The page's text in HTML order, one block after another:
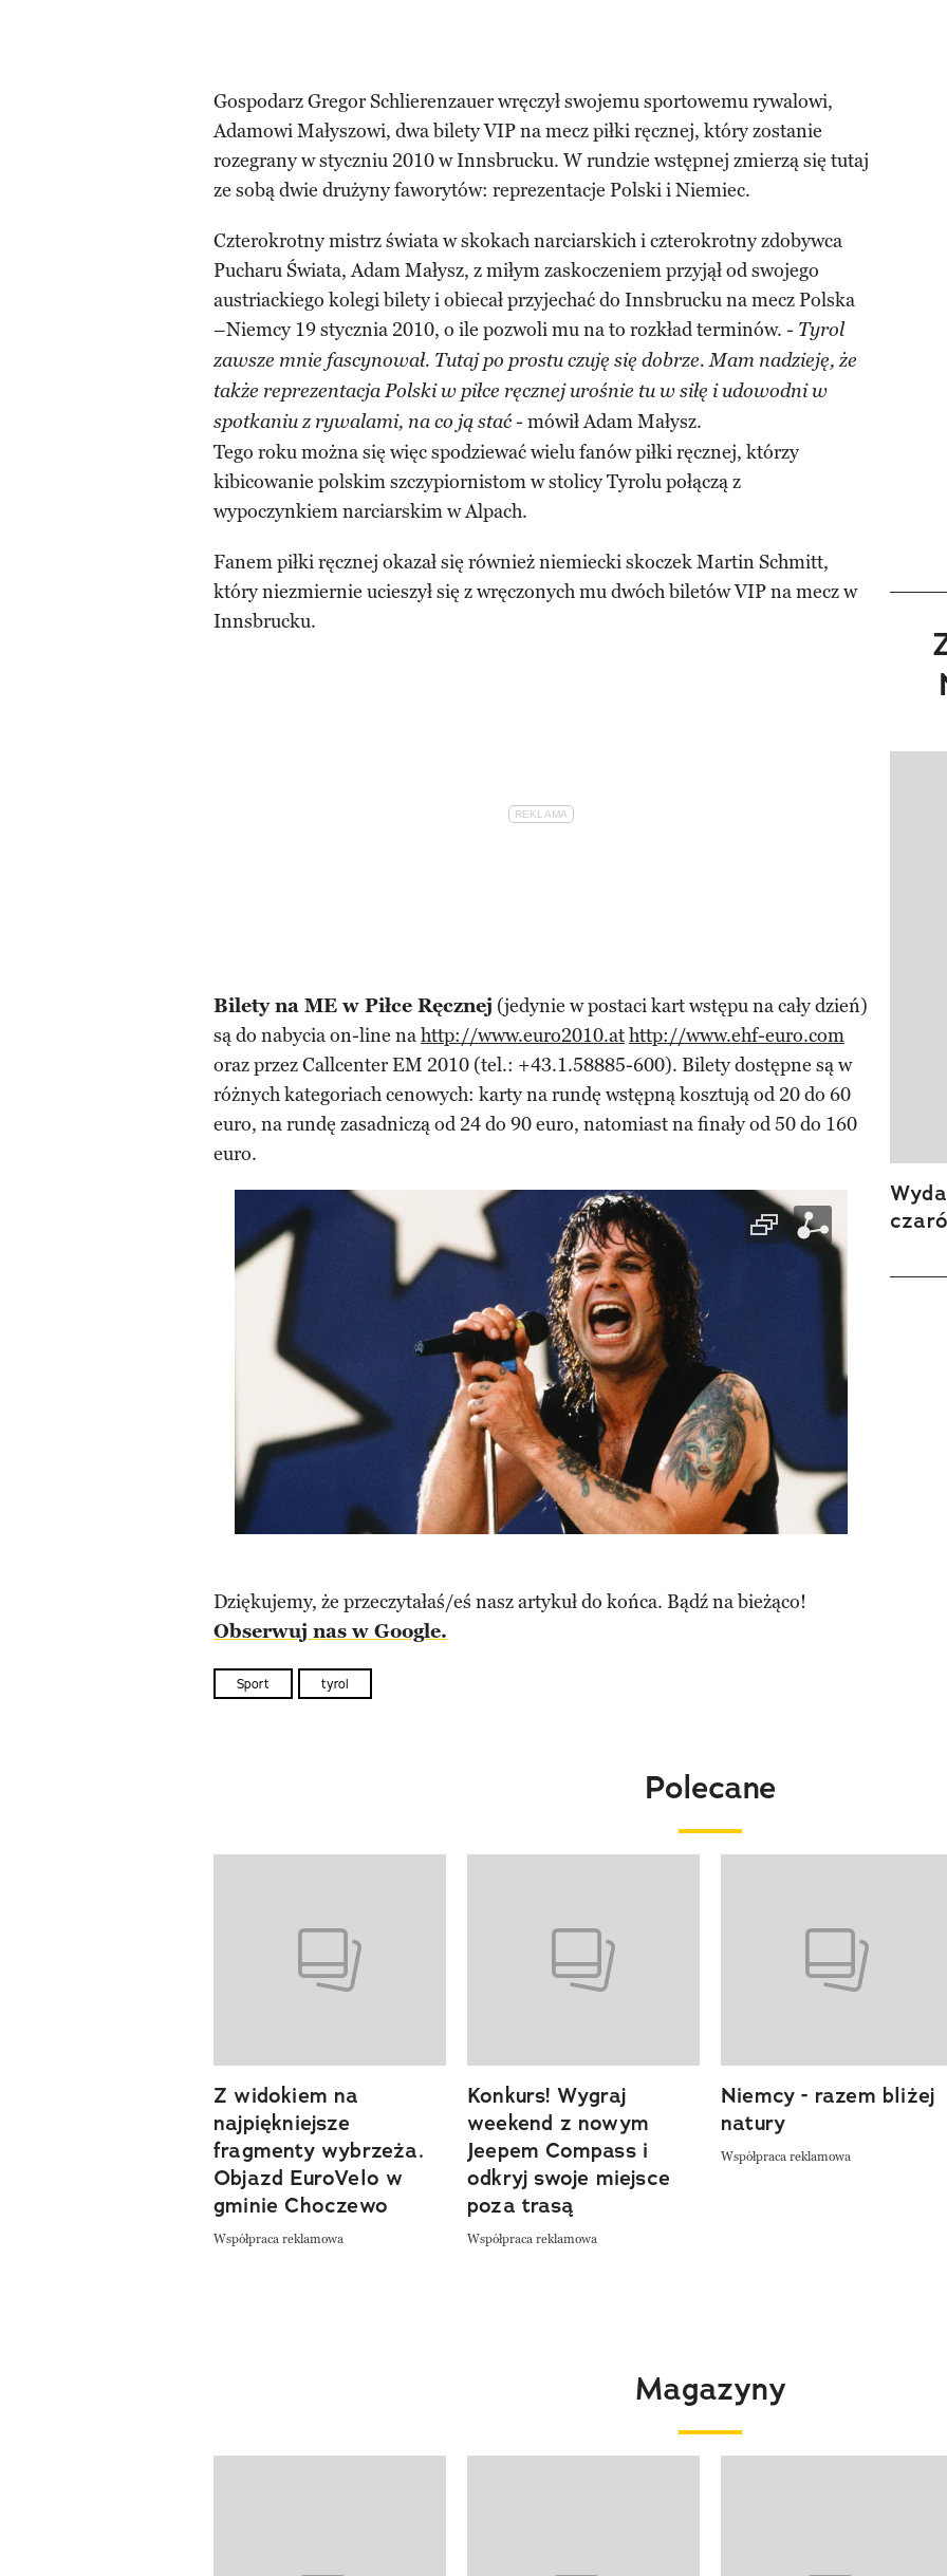
Gospodarz Gregor Schlierenzauer wręczył swojemu sportowemu rywalowi,
Adamowi Małyszowi, dwa bilety VIP na mecz piłki ręcznej, który zostanie
rozegrany w styczniu 2010 w Innsbrucku. W rundzie wstępnej zmierzą się tutaj
ze sobą dwie drużyny faworytów: reprezentacje Polski i Niemiec.
Czterokrotny mistrz świata w skokach narciarskich i czterokrotny zdobywca
Pucharu Świata, Adam Małysz, z miłym zaskoczeniem przyjął od swojego
austriackiego kolegi bilety i obiecał przyjechać do Innsbrucku na mecz Polska
–Niemcy 19 stycznia 2010, o ile pozwoli mu na to rozkład terminów. - Tyrol
zawsze mnie fascynował. Tutaj po prostu czuję się dobrze. Mam nadzieję, że
także reprezentacja Polski w piłce ręcznej urośnie tu w siłę i udowodni w
spotkaniu z rywalami, na co ją stać - mówił Adam Małysz.
Tego roku można się więc spodziewać wielu fanów piłki ręcznej, którzy
kibicowanie polskim szczypiornistom w stolicy Tyrolu połączą z
wypoczynkiem narciarskim w Alpach.
Fanem piłki ręcznej okazał się również niemiecki skoczek Martin Schmitt,
który niezmiernie ucieszył się z wręczonych mu dwóch biletów VIP na mecz w
Innsbrucku.
Bilety na ME w Piłce Ręcznej (jedynie w postaci kart wstępu na cały dzień)
są do nabycia on-line nahttp://www.euro2010.athttp://www.ehf-euro.com
oraz przez Callcenter EM 2010 (tel.: +43.1.58885-600). Bilety dostępne są w
różnych kategoriach cenowych: karty na rundę wstępną kosztują od 20 do 60
euro, na rundę zasadniczą od 24 do 90 euro, natomiast na finały od 50 do 160
euro.
Dziękujemy, że przeczytałaś/eś nasz artykuł do końca. Bądź na bieżąco!
Obserwuj nas w Google.
Sport tyrol
Polecane
previous element
Z widokiem na
najpiękniejsze
fragmenty wybrzeża.
Objazd EuroVelo w
gminie Choczewo
Współpraca reklamowa
Konkurs! Wygraj
weekend z nowym
Jeepem Compass i
odkryj swoje miejsce
poza trasą
Współpraca reklamowa
Niemcy - razem bliżej
natury
Współpraca reklamowa
Magazyny